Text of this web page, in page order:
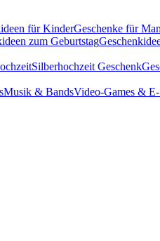
für KinderGeschenke für
zum Geburtstag
Silberhochzeit Geschenk
Musik & BandsVideo-Games &